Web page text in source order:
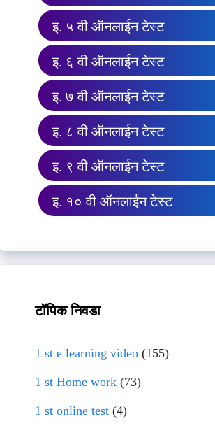
इ. ५ वी ऑनलाईन टेस्ट
इ. ६ वी ऑनलाईन टेस्ट
इ. ७ वी ऑनलाईन टेस्ट
इ. ८ वी ऑनलाईन टेस्ट
इ. ९ वी ऑनलाईन टेस्ट
इ. १० वी ऑनलाईन टेस्ट
टॉपिक निवडा
1 st e learning video (155)
1 st Home work (73)
1 st online test (4)